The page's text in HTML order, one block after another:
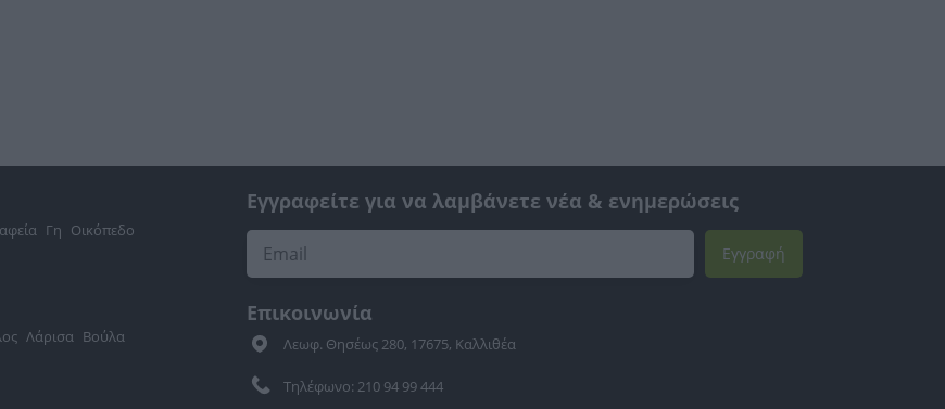
Γη Οικόπεδο
Λάρισα Βούλα
Εγγραφείτε για να λαμβάνετε νέα & ενημερώσεις
Εγγραφή
Επικοινωνία
Λεωφ. Θησέως 280, 17675, Καλλιθέα
Τηλέφωνο: 210 94 99 444